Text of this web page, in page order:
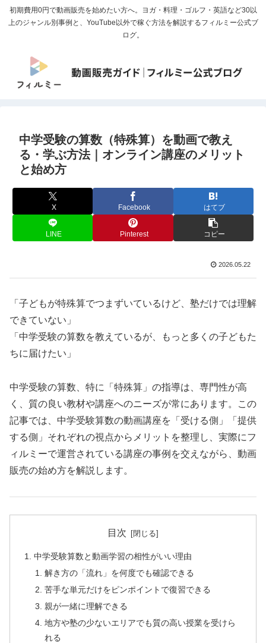
初期費用0円で動画販売を始めたい方へ。ヨガ・料理・ゴルフ・英語など30以
上のジャンル別事例と、YouTube以外で稼ぐ方法を解説するフィルミー公式ブ
ログ。
中学受験の算数（特殊算）を動画で教え
る・学ぶ方法｜オンライン講座のメリット
と始め方
X Facebook はてブ
LINE Pinterest コピー
2026.05.22
「子どもが特殊算でつまずいているけど、塾だけでは理解
できていない」
「中学受験の算数を教えているが、もっと多くの子どもた
ちに届けたい」
中学受験の算数、特に「特殊算」の指導は、専門性が高
く、質の良い教材や講座へのニーズが常にあります。この
記事では、中学受験算数の動画講座を「受ける側」「提供
する側」それぞれの視点からメリットを整理し、実際にフ
ィルミーで運営されている講座の事例を交えながら、動画
販売の始め方を解説します。
目次
中学受験算数と動画学習の相性がいい理由
解き方の「流れ」を何度でも確認できる
苦手な単元だけをピンポイントで復習できる
親が一緒に理解できる
地方や塾の少ないエリアでも質の高い授業を受けら
れる